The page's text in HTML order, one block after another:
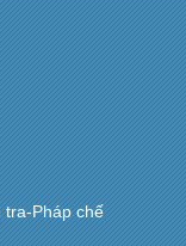
tra-Pháp chế